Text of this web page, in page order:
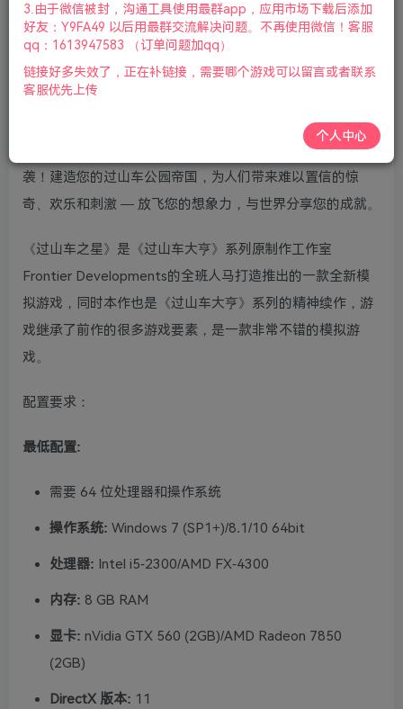
满金币初始存档|赠原画集|2021年04月27号更新
Planet Coaster® — 过山车公园模拟游戏的明日之光重磅来
袭！建造您的过山车公园帝国，为人们带来难以置信的惊
奇、欢乐和刺激 — 放飞您的想象力，与世界分享您的成就。
《过山车之星》是《过山车大亨》系列原制作工作室
Frontier Developments的全班人马打造推出的一款全新模
拟游戏，同时本作也是《过山车大亨》系列的精神续作，游
戏继承了前作的很多游戏要素，是一款非常不错的模拟游
戏。
配置要求：
最低配置:
需要 64 位处理器和操作系统
操作系统: Windows 7 (SP1+)/8.1/10 64bit
处理器: Intel i5-2300/AMD FX-4300
内存: 8 GB RAM
显卡: nVidia GTX 560 (2GB)/AMD Radeon 7850
(2GB)
DirectX 版本: 11
3.由于微信被封，沟通工具使用最群app，应用市场下载后添加
好友：Y9FA49 以后用最群交流解决问题。不再使用微信！客服
qq：1613947583 （订单问题加qq）
链接好多失效了，正在补链接，需要哪个游戏可以留言或者联系
客服优先上传
个人中心